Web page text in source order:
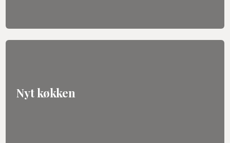
Nyt køkken​